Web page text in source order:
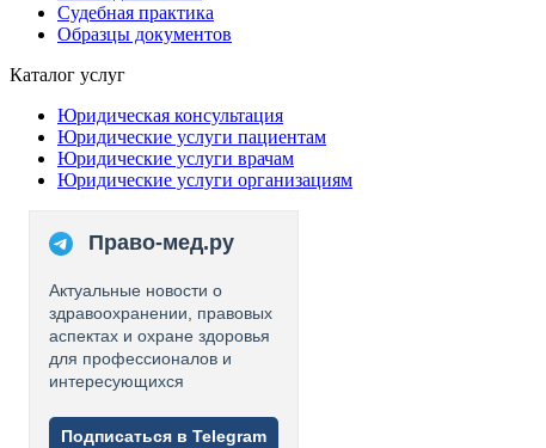
Судебная практика
Образцы документов
Каталог услуг
Юридическая консультация
Юридические услуги пациентам
Юридические услуги врачам
Юридические услуги организациям
Право-мед.ру
Актуальные новости о
здравоохранении, правовых
аспектах и охране здоровья
для профессионалов и
интересующихся
Подписаться в Telegram